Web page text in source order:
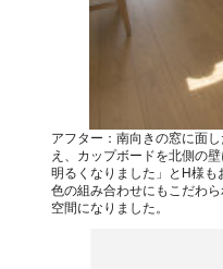
アフター：南向きの窓に面
え、カップボードを北側の
明るくなりました」とH様
色の組み合わせにもこだわ
空間になりました。